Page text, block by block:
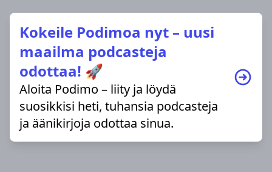
Kokeile Podimoa nyt – uusi
maailma podcasteja
odottaa! 🚀
Aloita Podimo – liity ja löydä
suosikkisi heti, tuhansia podcasteja
ja äänikirjoja odottaa sinua.